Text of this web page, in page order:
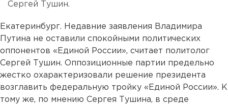
Сергей Тушин.
Екатеринбург. Недавние заявления Владимира
Путина не оставили спокойными политических
оппонентов «Единой России», считает политолог
Сергей Тушин. Оппозиционные партии предельно
жестко охарактеризовали решение президента
возглавить федеральную тройку «Единой России». К
тому же, по мнению Сергея Тушина, в среде